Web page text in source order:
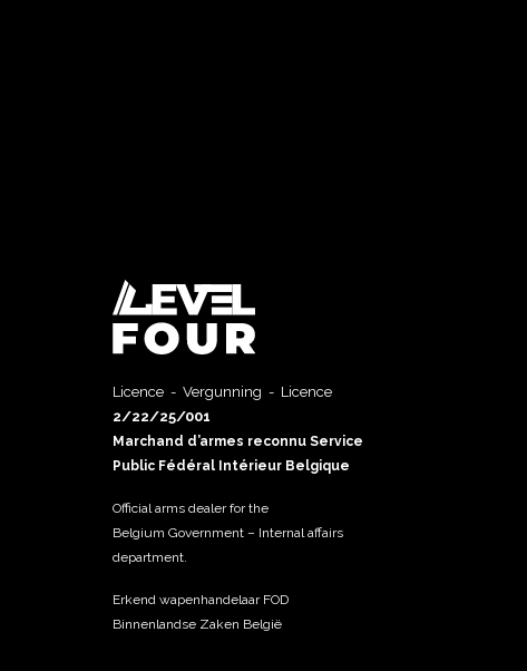
Licence - Vergunning - Licence
2/22/25/001
Marchand d’armes reconnu Service
Public Fédéral Intérieur Belgique
Official arms dealer for the
Belgium Government – Internal affairs
department.
Erkend wapenhandelaar FOD
Binnenlandse Zaken België